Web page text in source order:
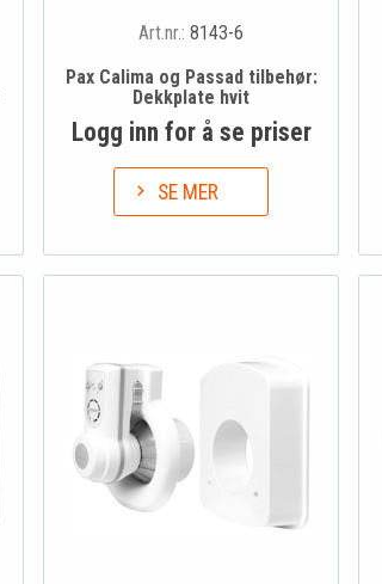
Art.nr.: 8143-6
Pax Calima og Passad tilbehør:
Dekkplate hvit
Logg inn for å se priser
SE MER